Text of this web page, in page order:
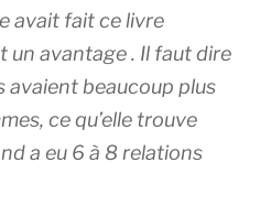
avait fait ce livre
un avantage . Il faut dire
avaient beaucoup plus
ce qu’elle trouve
a eu 6 à 8 relations